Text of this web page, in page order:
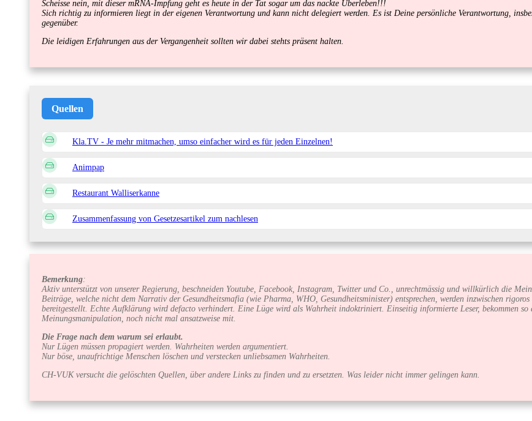
Scheisse nein, mit dieser mRNA-Impfung geht es heute in der Tat sogar um das nackte Überleben!!!
Sich richtig zu informieren liegt in der eigenen Verantwortung und kann nicht delegiert werden. Es ist Deine persönliche Verantwortung,
gegenüber.
Die leidigen Erfahrungen aus der Vergangenheit sollten wir dabei stehts präsent halten.
Quellen
Kla.TV - Je mehr mitmachen, umso einfacher wird es für jeden Einzelnen!
Animpap
Restaurant Walliserkanne
Zusammenfassung von Gesetzesartikel zum nachlesen
Bemerkung:
Aktiv unterstützt von unserer Regierung, beschneiden Youtube, Facebook, Instagram, Twitter und Co., unrechtmässig und willkürlich die
Beiträge, welche nicht dem Narrativ der Gesundheitsmafia (wie Pharma, WHO, Gesundheitsminister) entsprechen, werden inzwischen
bereitgestellt. Echte Aufklärung wird defacto verhindert. Eine Lüge wird als Wahrheit indoktriniert. Einseitig informierte Leser, bekommen so
Meinungsmanipulation, noch nicht mal ansatzweise mit.
Die Frage nach dem warum sei erlaubt.
Nur Lügen müssen propagiert werden. Wahrheiten werden argumentiert.
Nur böse, unaufrichtige Menschen löschen und verstecken unliebsamen Wahrheiten.
CH-VUK versucht die gelöschten Quellen, über andere Links zu finden und zu ersetzten. Was leider nicht immer gelingen kann.